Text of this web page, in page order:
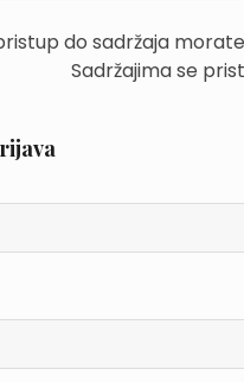
do sadržaja
Sadržajima se